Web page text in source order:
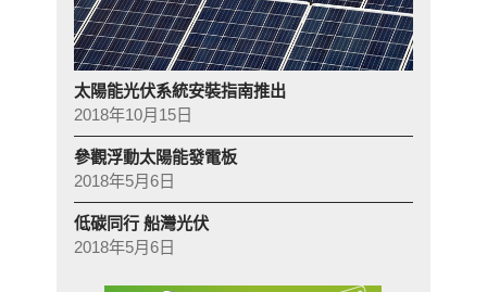
太陽能光伏系統安裝指南推出
2018年10月15日
參觀浮動太陽能發電板
2018年5月6日
低碳同行 船灣光伏
2018年5月6日